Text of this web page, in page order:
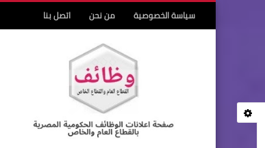
سياسة الخصوصية من نحن اتصل بنا